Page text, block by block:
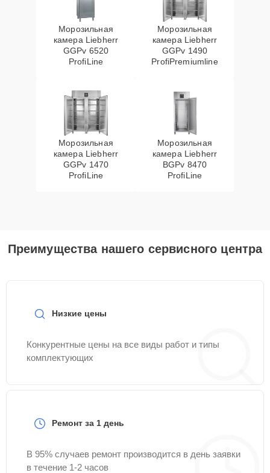
Морозильная
камера Liebherr
GGPv 6520
ProfiLine
Морозильная
камера Liebherr
GGPv 1490
ProfiPremiumline
Морозильная
камера Liebherr
GGPv 1470
ProfiLine
Морозильная
камера Liebherr
BGPv 8470
ProfiLine
Преимущества нашего сервисного центра
Низкие цены
Конкурентные цены на все виды работ и типы
комплектующих
Ремонт за 1 день
В 95% случаев ремонт производится в день заявки
в течение 1-2 часов